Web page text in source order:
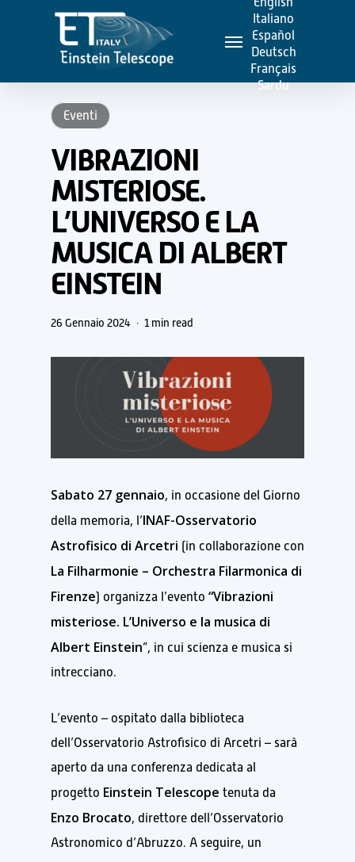
content
Menu
Italiano
Español
Deutsch
Français
Sardu
Eventi
VIBRAZIONI
MISTERIOSE.
L’UNIVERSO E LA
MUSICA DI ALBERT
EINSTEIN
26 Gennaio 2024 1 min read
Sabato 27 gennaio, in occasione del Giorno
della memoria, l’INAF-Osservatorio
Astrofisico di Arcetri (in collaborazione con
La Filharmonie – Orchestra Filarmonica di
Firenze) organizza l’evento “Vibrazioni
misteriose. L’Universo e la musica di
Albert Einstein”, in cui scienza e musica si
intrecciano.
L’evento – ospitato dalla biblioteca
dell’Osservatorio Astrofisico di Arcetri – sarà
aperto da una conferenza dedicata al
progetto Einstein Telescope tenuta da
Enzo Brocato, direttore dell’Osservatorio
Astronomico d’Abruzzo. A seguire, un